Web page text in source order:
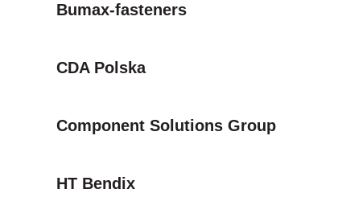
Bumax-fasteners
CDA Polska
Component Solutions Group
HT Bendix